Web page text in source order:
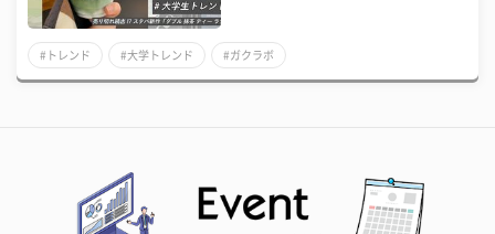
#トレンド #大学トレンド #ガクラボ